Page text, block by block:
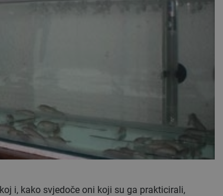
i, kako svjedoče oni koji su ga prakticirali,